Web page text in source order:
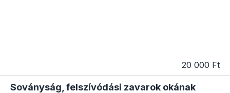
20 000 Ft
Soványság, felszívódási zavarok okának